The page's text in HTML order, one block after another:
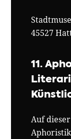
45527
11.
Auf